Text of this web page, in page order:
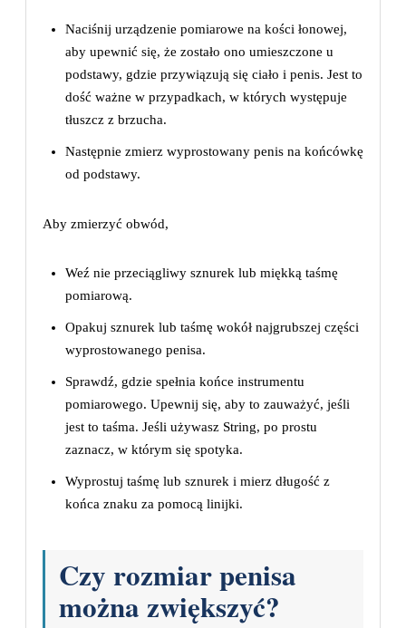
Naciśnij urządzenie pomiarowe na kości łonowej,
aby upewnić się, że zostało ono umieszczone u
podstawy, gdzie przywiązują się ciało i penis. Jest to
dość ważne w przypadkach, w których występuje
tłuszcz z brzucha.
Następnie zmierz wyprostowany penis na końcówkę
od podstawy.
Aby zmierzyć obwód,
Weź nie przeciągliwy sznurek lub miękką taśmę
pomiarową.
Opakuj sznurek lub taśmę wokół najgrubszej części
wyprostowanego penisa.
Sprawdź, gdzie spełnia końce instrumentu
pomiarowego. Upewnij się, aby to zauważyć, jeśli
jest to taśma. Jeśli używasz String, po prostu
zaznacz, w którym się spotyka.
Wyprostuj taśmę lub sznurek i mierz długość z
końca znaku za pomocą linijki.
Czy rozmiar penisa
można zwiększyć?